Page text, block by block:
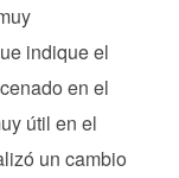
indique el
en el
útil en el
un cambio